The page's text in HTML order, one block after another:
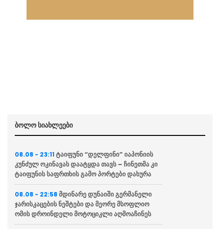
ბოლო სიახლეები
08.08 - 23:11 ტაიფუნი “დელფინი” იაპონიის
კუნძულ ოკინავას დაატყდა თავს – ჩინეთმა კი
ტაიფუნის საფრთხის გამო პორტები დახურა
08.08 - 22:58 მდინარე დუნაიში გერმანელი
ჯარისკაცების ნეშტები და მეორე მსოფლიო
ომის დროინდელი მოტოციკლი აღმოაჩინეს